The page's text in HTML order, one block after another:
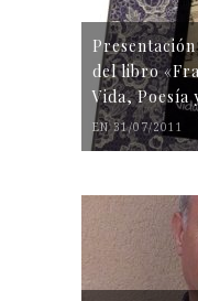
del libro
Vida, Poesía
EN 31/07/2011